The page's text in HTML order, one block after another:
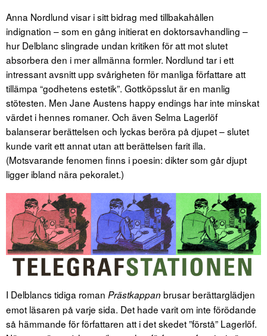
Anna Nordlund visar i sitt bidrag med tillbakahållen
indignation – som en gång initierat en doktorsavhandling –
hur Delblanc slingrade undan kritiken för att mot slutet
absorbera den i mer allmänna formler. Nordlund tar i ett
intressant avsnitt upp svårigheten för manliga författare att
tillämpa “godhetens estetik”. Gottköpsslut är en manlig
stötesten. Men Jane Austens happy endings har inte minskat
värdet i hennes romaner. Och även Selma Lagerlöf
balanserar berättelsen och lyckas beröra på djupet – slutet
kunde varit ett annat utan att berättelsen farit illa.
(Motsvarande fenomen finns i poesin: dikter som går djupt
ligger ibland nära pekoralet.)
I Delblancs tidiga roman Prästkappan brusar berättarglädjen
emot läsaren på varje sida. Det hade varit om inte förödande
så hämmande för författaren att i det skedet ”förstå” Lagerlöf.